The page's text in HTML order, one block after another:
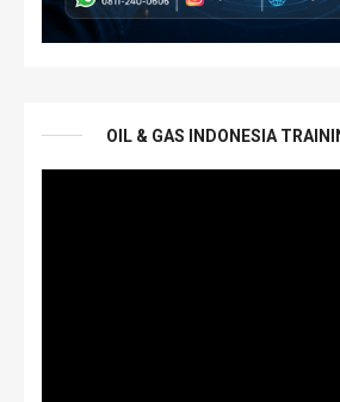
OIL & GAS INDONESIA